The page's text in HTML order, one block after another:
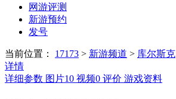
网游评测
新游预约
发号
当前位置： 17173 > 新游频道 > 库尔斯克
详情
详细参数 图片10 视频0 评价 游戏资料